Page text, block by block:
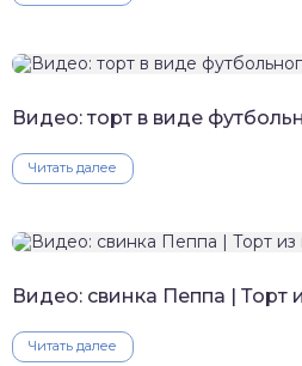
Видео: торт в виде
Читать далее
Видео: свинка Пеппа | Торт
Читать далее